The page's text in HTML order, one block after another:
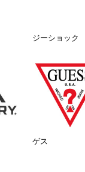
ジーショック
ゲス